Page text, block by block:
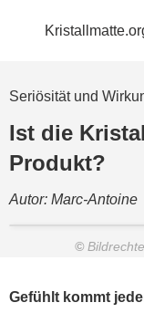
Seriösität und
Ist die
Produkt?
Autor: Marc-Antoine
©
Gefühlt kommt